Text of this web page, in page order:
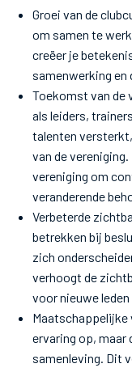
Groei van de
om samen te
creëer je
samenwerking en
Toekomst van de
als leiders,
talenten
van de
vereniging om
veranderende
Verbeterde
betrekken bij
zich
verhoogt de
voor nieuwe leden
Maatschappelijke
ervaring op, maar
samenleving. Dit